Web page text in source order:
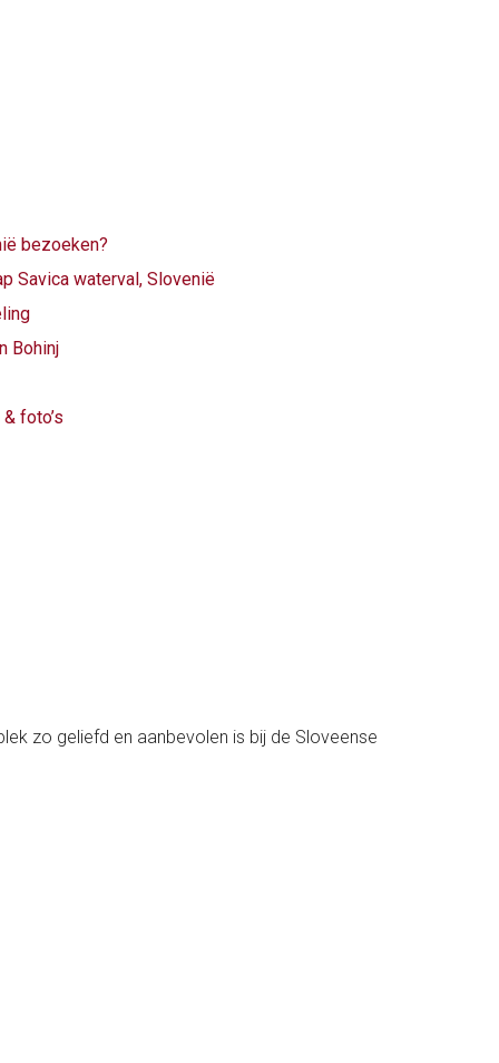
bezoeken?
Savica waterval, Slovenië
Bohinj
foto’s
zo geliefd en aanbevolen is bij de Sloveense